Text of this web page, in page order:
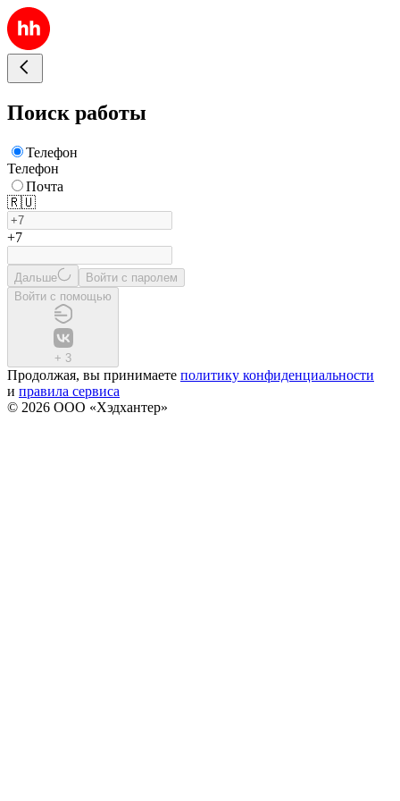
Поиск работы
Телефон
Телефон
Почта
🇷🇺
+7
Дальше
Войти с паролем
Войти с помощью
+ 3
Продолжая, вы принимаете политику конфиденциальности
и правила сервиса
© 2026 ООО «Хэдхантер»